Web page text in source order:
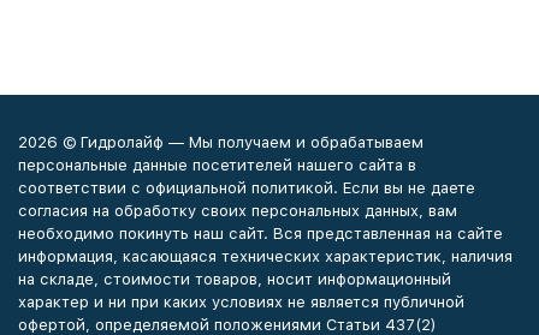
2026 © Гидролайф — Мы получаем и обрабатываем
персональные данные посетителей нашего сайта в
соответствии с официальной политикой. Если вы не даете
согласия на обработку своих персональных данных, вам
необходимо покинуть наш сайт. Вся представленная на сайте
информация, касающаяся технических характеристик, наличия
на складе, стоимости товаров, носит информационный
характер и ни при каких условиях не является публичной
офертой, определяемой положениями Статьи 437(2)